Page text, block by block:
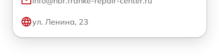
ул. Ленина, 23